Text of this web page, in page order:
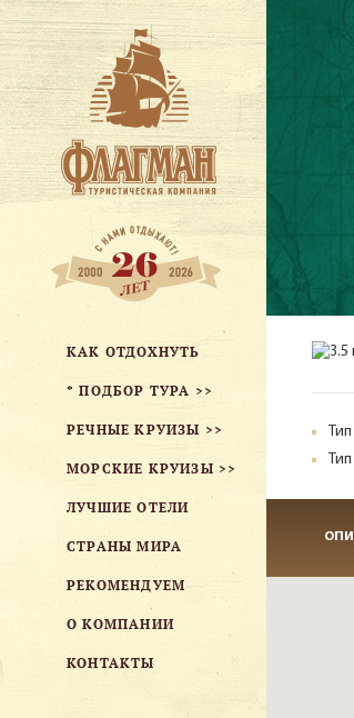
КАК ОТДОХНУТЬ
* ПОДБОР ТУРА >>
РЕЧНЫЕ КРУИЗЫ >>
МОРСКИЕ КРУИЗЫ >>
ЛУЧШИЕ ОТЕЛИ
СТРАНЫ МИРА
РЕКОМЕНДУЕМ
О КОМПАНИИ
КОНТАКТЫ